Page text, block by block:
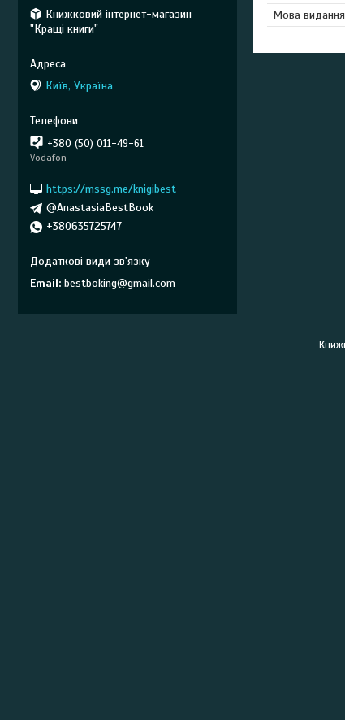
Мова видання
Книжковий інтернет-магазин
"Кращі книги"
Київ, Україна
+380 (50) 011-49-61
Vodafon
https://mssg.me/knigibest
@AnastasiaBestBook
+380635725747
Email bestboking@gmail.com